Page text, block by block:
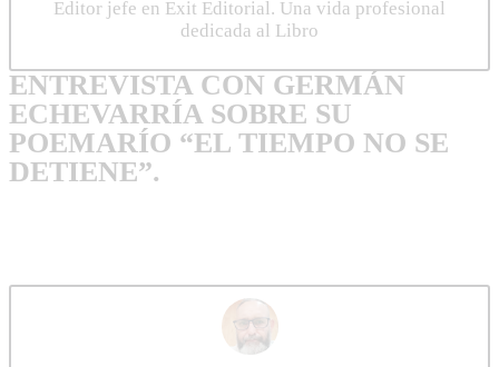
Editor jefe en Exit Editorial. Una vida profesional
dedicada al Libro
ENTREVISTA CON GERMÁN
ECHEVARRÍA SOBRE SU
POEMARÍO “EL TIEMPO NO SE
DETIENE”.